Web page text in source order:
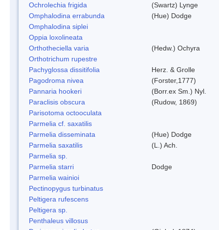
Ochrolechia frigida
(Swartz) Lynge
Omphalodina errabunda
(Hue) Dodge
Omphalodina siplei
Oppia loxolineata
Orthotheciella varia
(Hedw.) Ochyra
Orthotrichum rupestre
Pachyglossa dissitifolia
Herz. & Grolle
Pagodroma nivea
(Forster,1777)
Pannaria hookeri
(Borr.ex Sm.) Nyl.
Paraclisis obscura
(Rudow, 1869)
Parisotoma octooculata
Parmelia cf. saxatilis
Parmelia disseminata
(Hue) Dodge
Parmelia saxatilis
(L.) Ach.
Parmelia sp.
Parmelia starri
Dodge
Parmelia wainioi
Pectinopygus turbinatus
Peltigera rufescens
Peltigera sp.
Penthaleus villosus